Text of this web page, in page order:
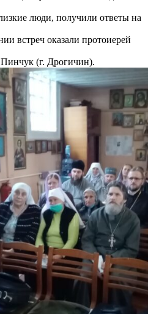
люди, получили ответы на
встреч оказали протоиерей
(г. Дрогичин).